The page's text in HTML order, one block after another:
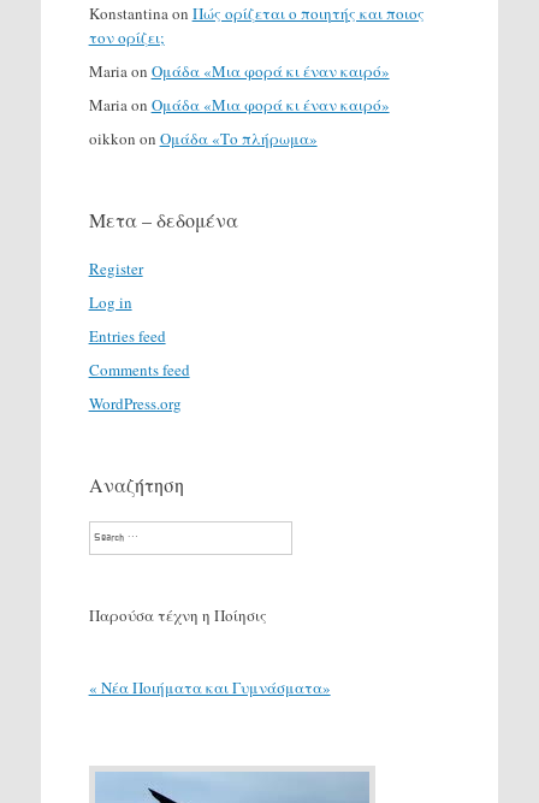
Konstantinaon Πώς ορίζεται ο ποιητής και ποιος
τον ορίζει;
Mariaon Ομάδα «Μια φορά κι έναν καιρό»
Mariaon Ομάδα «Μια φορά κι έναν καιρό»
oikkon on Ομάδα «Το πλήρωμα»
Μετα – δεδομένα
Register
Log in
Entries feed
Comments feed
WordPress.org
Αναζήτηση
Search
Παρούσα τέχνη η Ποίησις
« Νέα Ποιήματα και Γυμνάσματα»